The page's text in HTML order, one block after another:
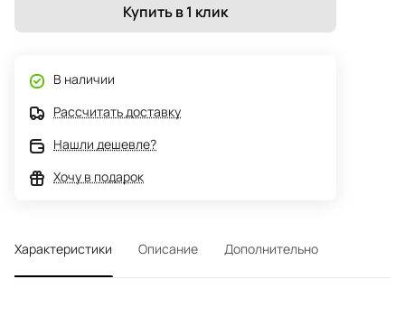
Купить в 1 клик
В наличии
Рассчитать доставку
Нашли дешевле?
Хочу в подарок
Характеристики Описание Дополнительно